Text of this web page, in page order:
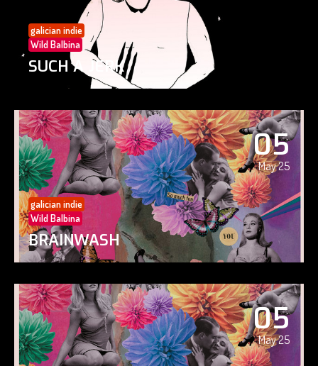
galician indie
Wild Balbina
SUCH A JERK
05
May 25
galician indie
Wild Balbina
BRAINWASH
05
May 25